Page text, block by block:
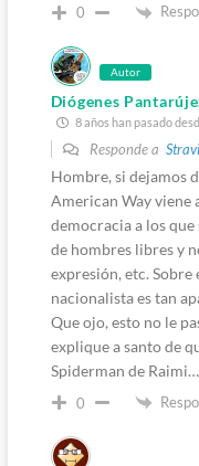
0
Autor
Diógenes
8 años han pasado
Responde a
Hombre, si dejamos
American Way viene
democracia a los que
de hombres libres y
expresión, etc.
nacionalista es tan
Que ojo, esto no le
explique a santo de
Spiderman de Raimi…
0